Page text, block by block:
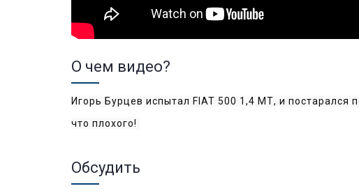
О чем видео?
Игорь Бурцев испытал FIAT 500 1,4 МТ, и постарался
что плохого!
Обсудить